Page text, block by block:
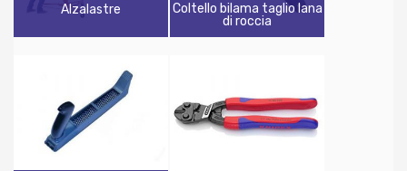
Alzalastre
Coltello bilama taglio lana
di roccia